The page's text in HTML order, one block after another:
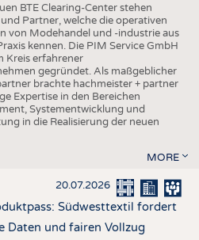
BTE Clearing-Center stehen
Partner, welche die operativen
von Modehandel und -industrie aus
kennen. Die PIM Service GmbH
Kreis erfahrener
gegründet. Als maßgeblicher
brachte hachmeister + partner
Expertise in den Bereichen
Systementwicklung und
in die Realisierung der neuen
MORE
20.07.2026
Südwesttextil fordert
Daten und fairen Vollzug